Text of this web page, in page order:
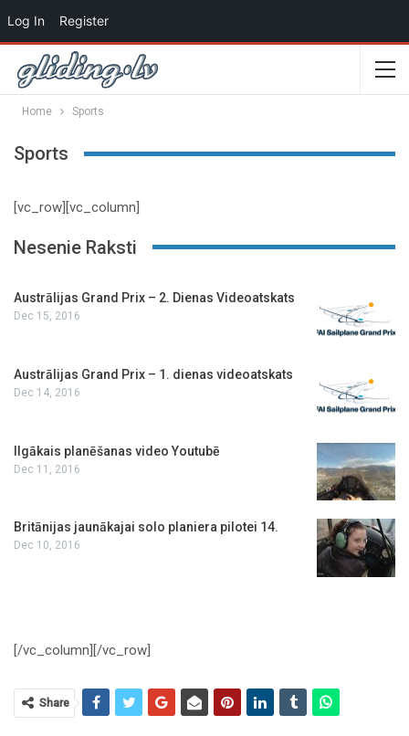
Home Sports
Sports
[vc_row][vc_column]
Nesenie Raksti
Austrālijas Grand Prix – 2. Dienas Videoatskats
Dec 15, 2016
Austrālijas Grand Prix – 1. dienas videoatskats
Dec 14, 2016
Ilgākais planēšanas video Youtubē
Dec 11, 2016
Britānijas jaunākajai solo planiera pilotei 14.
Dec 10, 2016
[/vc_column][/vc_row]
Share
Log In Register